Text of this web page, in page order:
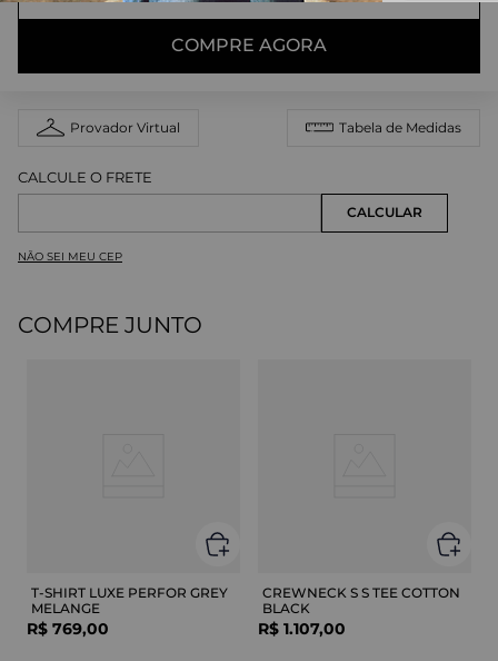
COMPRE AGORA
Provador Virtual Tabela de Medidas
NÃO SEI MEU CEP
COMPRE JUNTO
T-SHIRT LUXE PERFOR GREY
MELANGE
R$ 769,00
CREWNECK S S TEE COTTON
BLACK
R$ 1.107,00